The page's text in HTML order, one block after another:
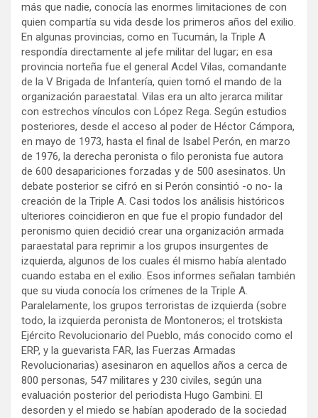
más que nadie, conocía las enormes limitaciones de con
quien compartía su vida desde los primeros años del exilio.
En algunas provincias, como en Tucumán, la Triple A
respondía directamente al jefe militar del lugar; en esa
provincia norteña fue el general Acdel Vilas, comandante
de la V Brigada de Infantería, quien tomó el mando de la
organización paraestatal. Vilas era un alto jerarca militar
con estrechos vínculos con López Rega. Según estudios
posteriores, desde el acceso al poder de Héctor Cámpora,
en mayo de 1973, hasta el final de Isabel Perón, en marzo
de 1976, la derecha peronista o filo peronista fue autora
de 600 desapariciones forzadas y de 500 asesinatos. Un
debate posterior se cifró en si Perón consintió -o no- la
creación de la Triple A. Casi todos los análisis históricos
ulteriores coincidieron en que fue el propio fundador del
peronismo quien decidió crear una organización armada
paraestatal para reprimir a los grupos insurgentes de
izquierda, algunos de los cuales él mismo había alentado
cuando estaba en el exilio. Esos informes señalan también
que su viuda conocía los crímenes de la Triple A.
Paralelamente, los grupos terroristas de izquierda (sobre
todo, la izquierda peronista de Montoneros; el trotskista
Ejército Revolucionario del Pueblo, más conocido como el
ERP, y la guevarista FAR, las Fuerzas Armadas
Revolucionarias) asesinaron en aquellos años a cerca de
800 personas, 547 militares y 230 civiles, según una
evaluación posterior del periodista Hugo Gambini. El
desorden y el miedo se habían apoderado de la sociedad